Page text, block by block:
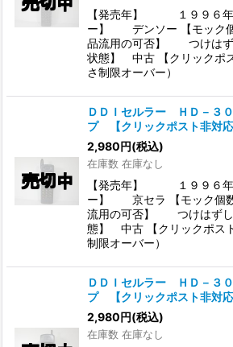
【発売年】 １９９６年
ー】 デンソー 【モック
品流用の可否】 つけはず
状態】 中古 【クリックポ
さ制限オーバー）
ＤＤＩセルラー ＨＤ－３
プ 【クリックポスト非対応
2,980円(税込)
在庫数 在庫なし
【発売年】 １９９６年
ー】 京セラ 【モック個
流用の可否】 つけはずし
態】 中古 【クリックポス
制限オーバー）
ＤＤＩセルラー ＨＤ－３
プ 【クリックポスト非対応
2,980円(税込)
在庫数 在庫なし